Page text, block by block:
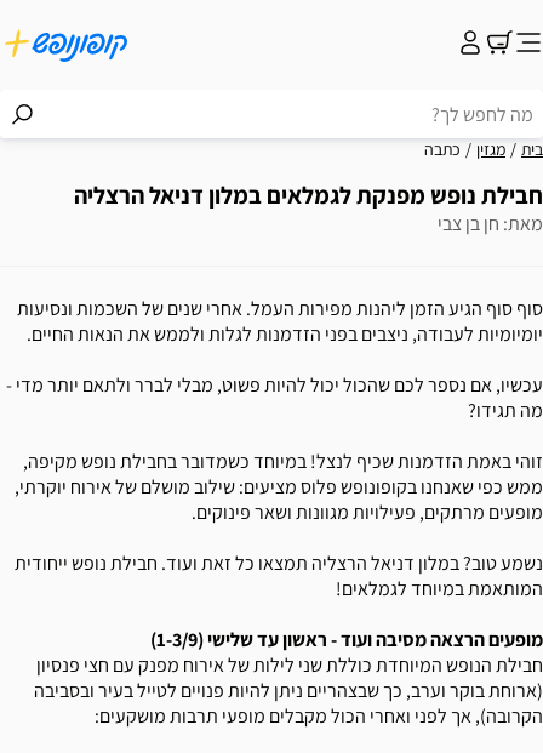
בית מגזין כתבה
חבילת נופש מפנקת לגמלאים במלון דניאל הרצליה
מאת: חן בן צבי
סוף סוף הגיע הזמן ליהנות מפירות העמל. אחרי שנים של השכמות ונסיעות
יומיומיות לעבודה, ניצבים בפני הזדמנות לגלות ולממש את הנאות החיים.
עכשיו, אם נספר לכם שהכול יכול להיות פשוט, מבלי לברר ולתאם יותר מדי -
מה תגידו?
זוהי באמת הזדמנות שכיף לנצל! במיוחד כשמדובר בחבילת נופש מקיפה,
ממש כפי שאנחנו בקופונופש פלוס מציעים: שילוב מושלם של אירוח יוקרתי,
מופעים מרתקים, פעילויות מגוונות ושאר פינוקים.
נשמע טוב? במלון דניאל הרצליה תמצאו כל זאת ועוד. חבילת נופש ייחודית
המותאמת במיוחד לגמלאים!
מופעים הרצאה מסיבה ועוד - ראשון עד שלישי (1-3/9)
חבילת הנופש המיוחדת כוללת שני לילות של אירוח מפנק עם חצי פנסיון
(ארוחת בוקר וערב, כך שבצהריים ניתן להיות פנויים לטייל בעיר ובסביבה
הקרובה), אך לפני ואחרי הכול מקבלים מופעי תרבות מושקעים: